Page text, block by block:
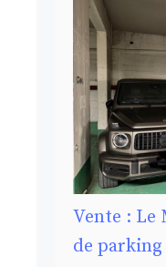
Vente : Le
de parking